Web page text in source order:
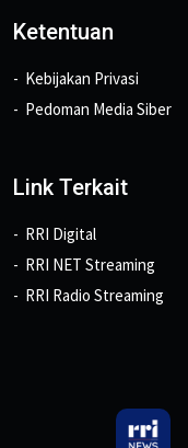
Ketentuan
Kebijakan Privasi
Pedoman Media Siber
Link Terkait
RRI Digital
RRI NET Streaming
RRI Radio Streaming